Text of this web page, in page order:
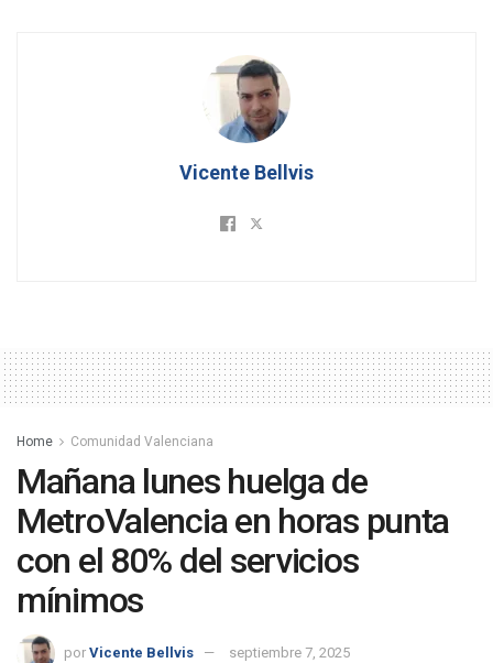
Vicente Bellvis
Home Comunidad Valenciana
Mañana lunes huelga de
MetroValencia en horas punta
con el 80% del servicios
mínimos
por Vicente Bellvis septiembre 7, 2025